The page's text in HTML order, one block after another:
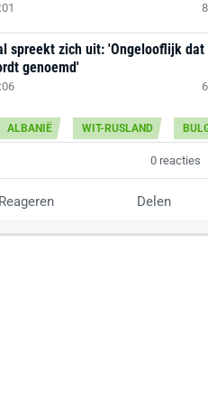
8
spreekt zich uit: 'Ongelooflijk dat
genoemd'
6
ALBANIË WIT-RUSLAND
0 reacties
Reageren Delen